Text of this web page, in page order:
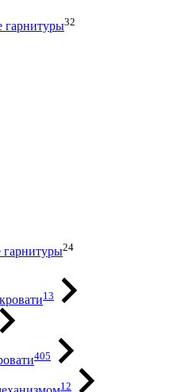
гарнитуры32
24
13
405
12